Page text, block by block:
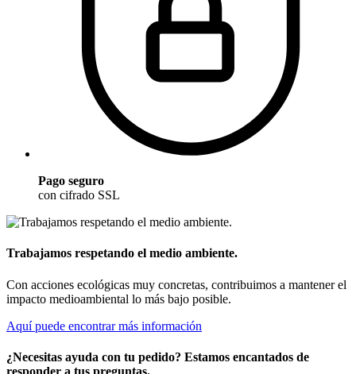
Pago seguro
con cifrado SSL
Trabajamos respetando el medio ambiente.
Con acciones ecológicas muy concretas, contribuimos a mantener el
impacto medioambiental lo más bajo posible.
Aquí puede encontrar más información
¿Necesitas ayuda con tu pedido? Estamos encantados de
responder a tus preguntas.